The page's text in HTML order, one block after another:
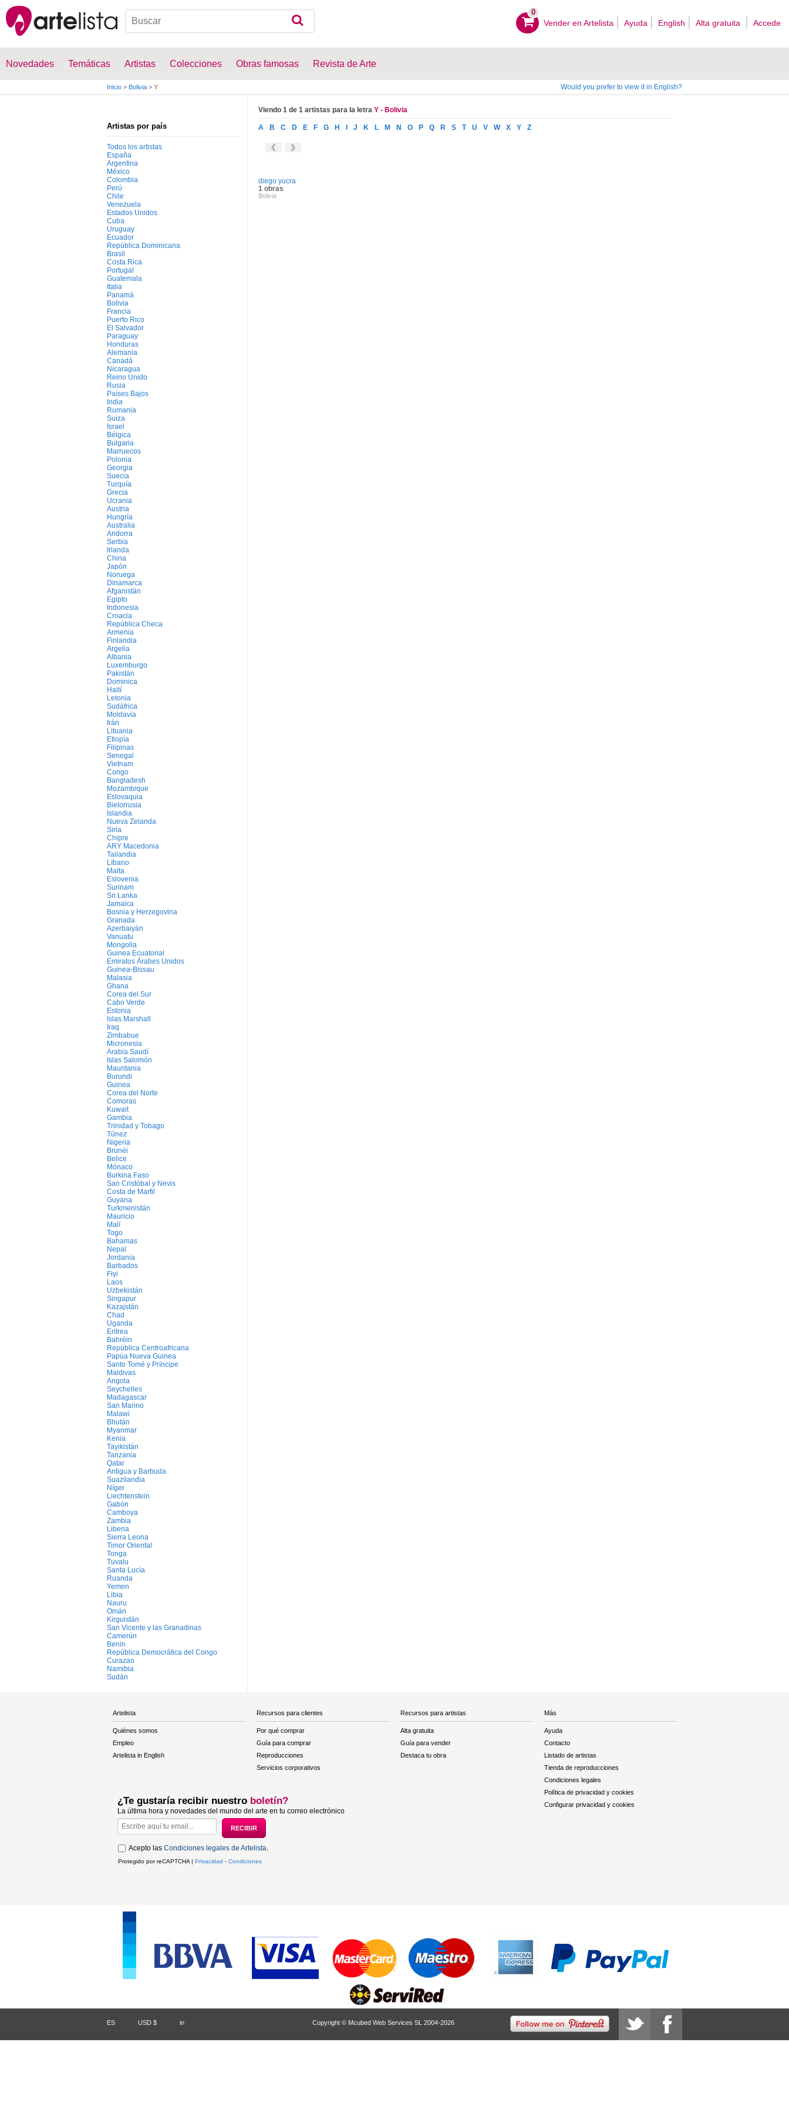
0
Vender en Artelista Ayuda English Alta gratuita Accede
Novedades Temáticas Artistas Colecciones Obras famosas Revista de Arte
Inicio > Bolivia > Y Would you prefer to view it in English?
Artistas por país
Todos los artistas
España
Argentina
México
Colombia
Perú
Chile
Venezuela
Estados Unidos
Cuba
Uruguay
Ecuador
República Dominicana
Brasil
Costa Rica
Portugal
Guatemala
Italia
Panamá
Bolivia
Francia
Puerto Rico
El Salvador
Paraguay
Honduras
Alemania
Canadá
Nicaragua
Reino Unido
Rusia
Países Bajos
India
Rumania
Suiza
Israel
Bélgica
Bulgaria
Marruecos
Polonia
Georgia
Suecia
Turquía
Grecia
Ucrania
Austria
Hungría
Australia
Andorra
Serbia
Irlanda
China
Japón
Noruega
Dinamarca
Afganistán
Egipto
Indonesia
Croacia
República Checa
Armenia
Finlandia
Argelia
Albania
Luxemburgo
Pakistán
Dominica
Haití
Letonia
Sudáfrica
Moldavia
Irán
Lituania
Etiopía
Filipinas
Senegal
Vietnam
Congo
Bangladesh
Mozambique
Eslovaquia
Bielorrusia
Islandia
Nueva Zelanda
Siria
Chipre
ARY Macedonia
Tailandia
Líbano
Malta
Eslovenia
Surinam
Sri Lanka
Jamaica
Bosnia y Herzegovina
Granada
Azerbaiyán
Vanuatu
Mongolia
Guinea Ecuatorial
Emiratos Árabes Unidos
Guinea-Bissau
Malasia
Ghana
Corea del Sur
Cabo Verde
Estonia
Islas Marshall
Iraq
Zimbabue
Micronesia
Arabia Saudí
Islas Salomón
Mauritania
Burundi
Guinea
Corea del Norte
Comoras
Kuwait
Gambia
Trinidad y Tobago
Túnez
Nigeria
Brunéi
Belice
Mónaco
Burkina Faso
San Cristóbal y Nevis
Costa de Marfil
Guyana
Turkmenistán
Mauricio
Malí
Togo
Bahamas
Nepal
Jordania
Barbados
Fiyi
Laos
Uzbekistán
Singapur
Kazajstán
Chad
Uganda
Eritrea
Bahréin
República Centroafricana
Papúa Nueva Guinea
Santo Tomé y Príncipe
Maldivas
Angola
Seychelles
Madagascar
San Marino
Malawi
Bhután
Myanmar
Kenia
Tayikistán
Tanzania
Qatar
Antigua y Barbuda
Suazilandia
Níger
Liechtenstein
Gabón
Camboya
Zambia
Liberia
Sierra Leona
Timor Oriental
Tonga
Tuvalu
Santa Lucía
Ruanda
Yemen
Libia
Nauru
Omán
Kirguistán
San Vicente y las Granadinas
Camerún
Benin
República Democrática del Congo
Curazao
Namibia
Sudán
Viendo 1 de 1 artistas para la letra Y - Bolivia
A B C D E F G H J K L M N O P Q R S T U V W X Y Z
diego yucra
1 obras
Bolivia
Artelista
Quiénes somos
Empleo
Artelista in English
Recursos para clientes
Por qué comprar
Guía para comprar
Reproducciones
Servicios corporativos
Recursos para artistas
Alta gratuita
Guía para vender
Destaca tu obra
Más
Ayuda
Contacto
Listado de artistas
Tienda de reproducciones
Condiciones legales
Política de privacidad y cookies
Configurar privacidad y cookies
¿Te gustaría recibir nuestro boletín?
La última hora y novedades del mundo del arte en tu correo electrónico
Acepto las Condiciones legales de Artelista.
Protegido por reCAPTCHA | Privacidad - Condiciones
ES USD $ in Copyright © Mcubed Web Services SL 2004-2026